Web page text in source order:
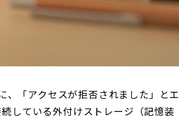
「アクセスが拒否されました」とエ
している外付けストレージ（記憶装